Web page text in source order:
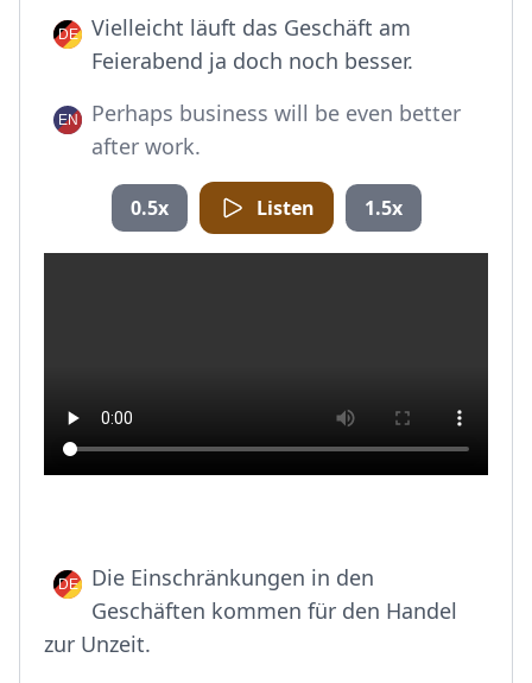
Vielleicht läuft das Geschäft am
Feierabend ja doch noch besser.
Perhaps business will be even better
after work.
0.5x Listen 1.5x
Die Einschränkungen in den
Geschäften kommen für den Handel
zur Unzeit.